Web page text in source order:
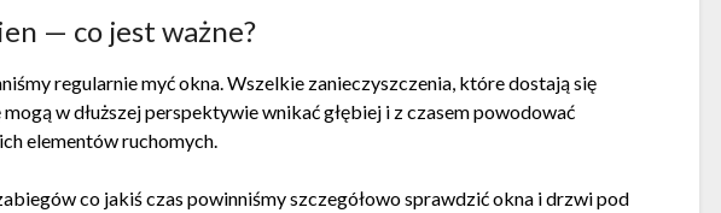
— co jest ważne?
regularnie myć okna. Wszelkie zanieczyszczenia, które dostają się
w dłuższej perspektywie wnikać głębiej i z czasem powodować
elementów ruchomych.
co jakiś czas powinniśmy szczegółowo sprawdzić okna i drzwi pod